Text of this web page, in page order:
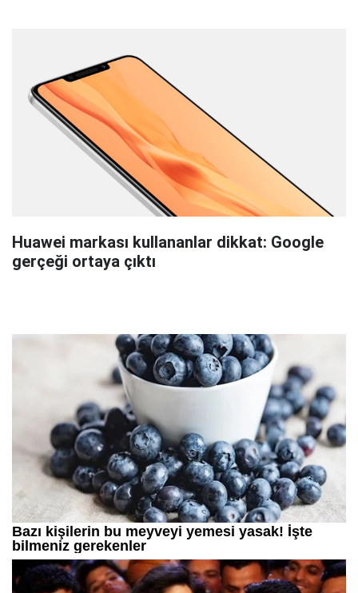
Huawei markası kullananlar dikkat: Google
gerçeği ortaya çıktı